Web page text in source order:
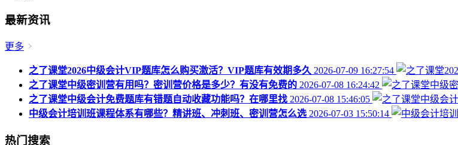
最新资讯
更多
之了课堂2026中级会计VIP题库怎么购买激活？VIP题库有效期多久 2026-07-09 16:27:54
之了课堂中级密训营有用吗？密训营价格是多少？有没有免费的 2026-07-08 16:24:42
之了课堂中级会计免费题库有错题自动收藏功能吗？在哪里找2026-07-08 15:46:05
中级会计培训班课程体系有哪些？精讲班、冲刺班、密训营怎么选 2026-07-03 15:50:14
热门搜索